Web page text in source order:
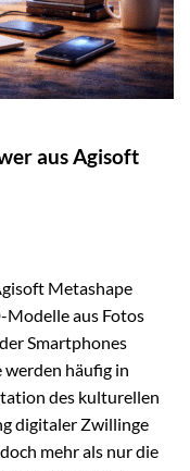
aus Agisoft
Metashape
aus Fotos
Smartphones
häufig in
des kulturellen
digitaler Zwillinge
mehr als nur die